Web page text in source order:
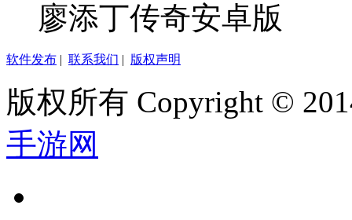
廖添丁传奇安卓版
软件发布 | 联系我们 | 版权声明
版权所有 Copyright ©
手游网